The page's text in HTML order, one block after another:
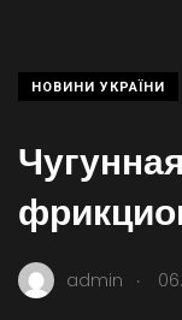
НОВИНИ УКРАЇНИ
admin .